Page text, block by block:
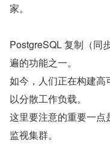
家。
PostgreSQL 复制（同
遍的功能之一。
如今，人们正在构建
以分散工作负载。
这里要注意的重要一
监视集群。